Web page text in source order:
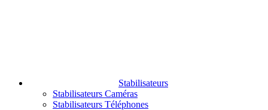
Stabilisateurs
Stabilisateurs Caméras
Stabilisateurs Téléphones